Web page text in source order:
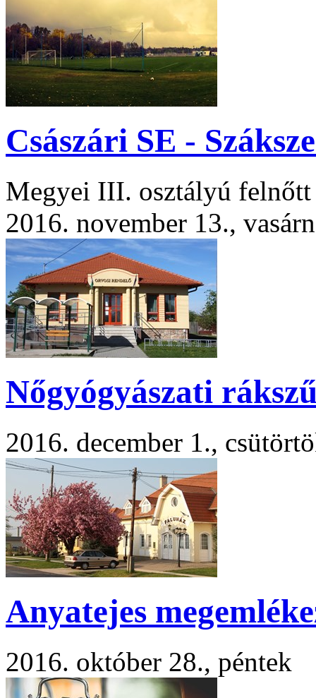
Császári SE -
Megyei III. osztályú felnőtt
2016. november 13.,
Nőgyógyászati
2016. december 1.,
Anyatejes
2016. október 28., péntek